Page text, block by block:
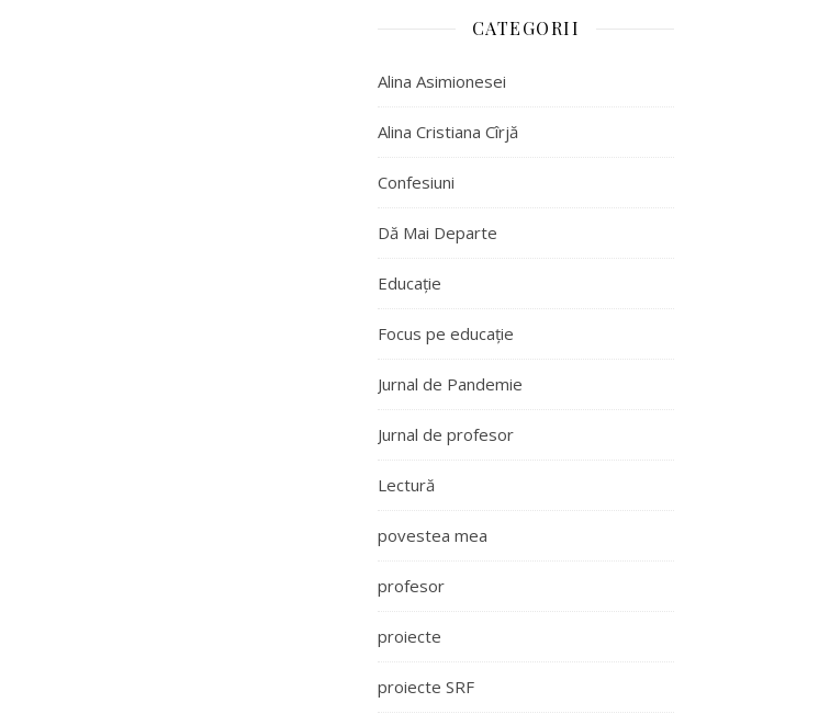
CATEGORII
Alina Asimionesei
Alina Cristiana Cîrjă
Confesiuni
Dă Mai Departe
Educație
Focus pe educație
Jurnal de Pandemie
Jurnal de profesor
Lectură
povestea mea
profesor
proiecte
proiecte SRF